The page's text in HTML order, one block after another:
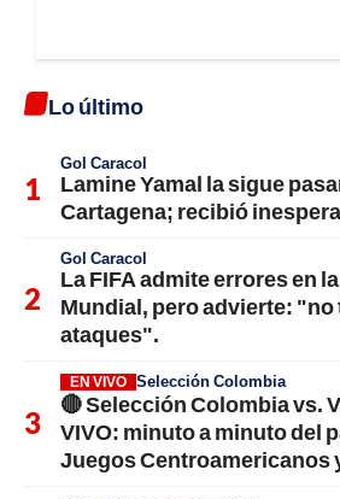
Lo último
Gol Caracol
Lamine Yamal la sigue
Cartagena; recibió
Gol Caracol
La FIFA admite errores en
Mundial, pero advierte:
ataques".
EN VIVO Selección Colombia
🔴 Selección Colombia vs.
VIVO: minuto a minuto del
Juegos Centroamericanos